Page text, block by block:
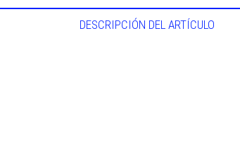
DESCRIPCIÓN DEL ARTÍCULO